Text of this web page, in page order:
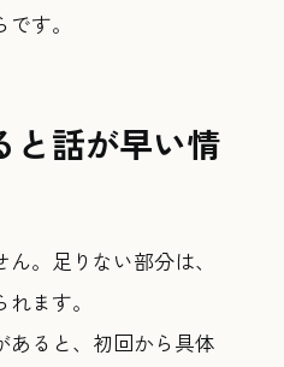
す。
と話が早い情
。足りない部分は、
ます。
あると、初回から具体